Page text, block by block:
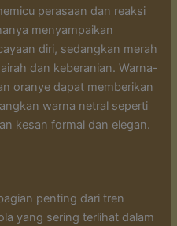
perasaan dan reaksi
menyampaikan
diri, sedangkan merah
dan keberanian. Warna-
oranye dapat memberikan
warna netral seperti
kesan formal dan elegan.
penting dari tren
yang sering terlihat dalam